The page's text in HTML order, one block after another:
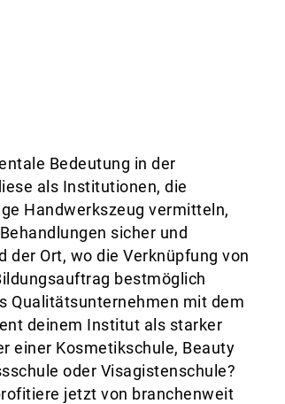
Bedeutung in der
als Institutionen, die
Handwerkszeug vermitteln,
sicher und
Ort, wo die Verknüpfung von
bestmöglich
Qualitätsunternehmen mit dem
deinem Institut als starker
einer Kosmetikschule, Beauty
oder Visagistenschule?
jetzt von branchenweit